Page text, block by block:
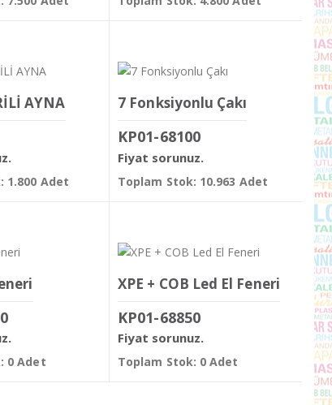
AYNA
1.800 Adet
7 Fonksiyonlu Çakı
KP01-68100
Fiyat sorunuz.
Toplam Stok: 10.963 Adet
0 Adet
XPE + COB Led El Feneri
KP01-68850
Fiyat sorunuz.
Toplam Stok: 0 Adet